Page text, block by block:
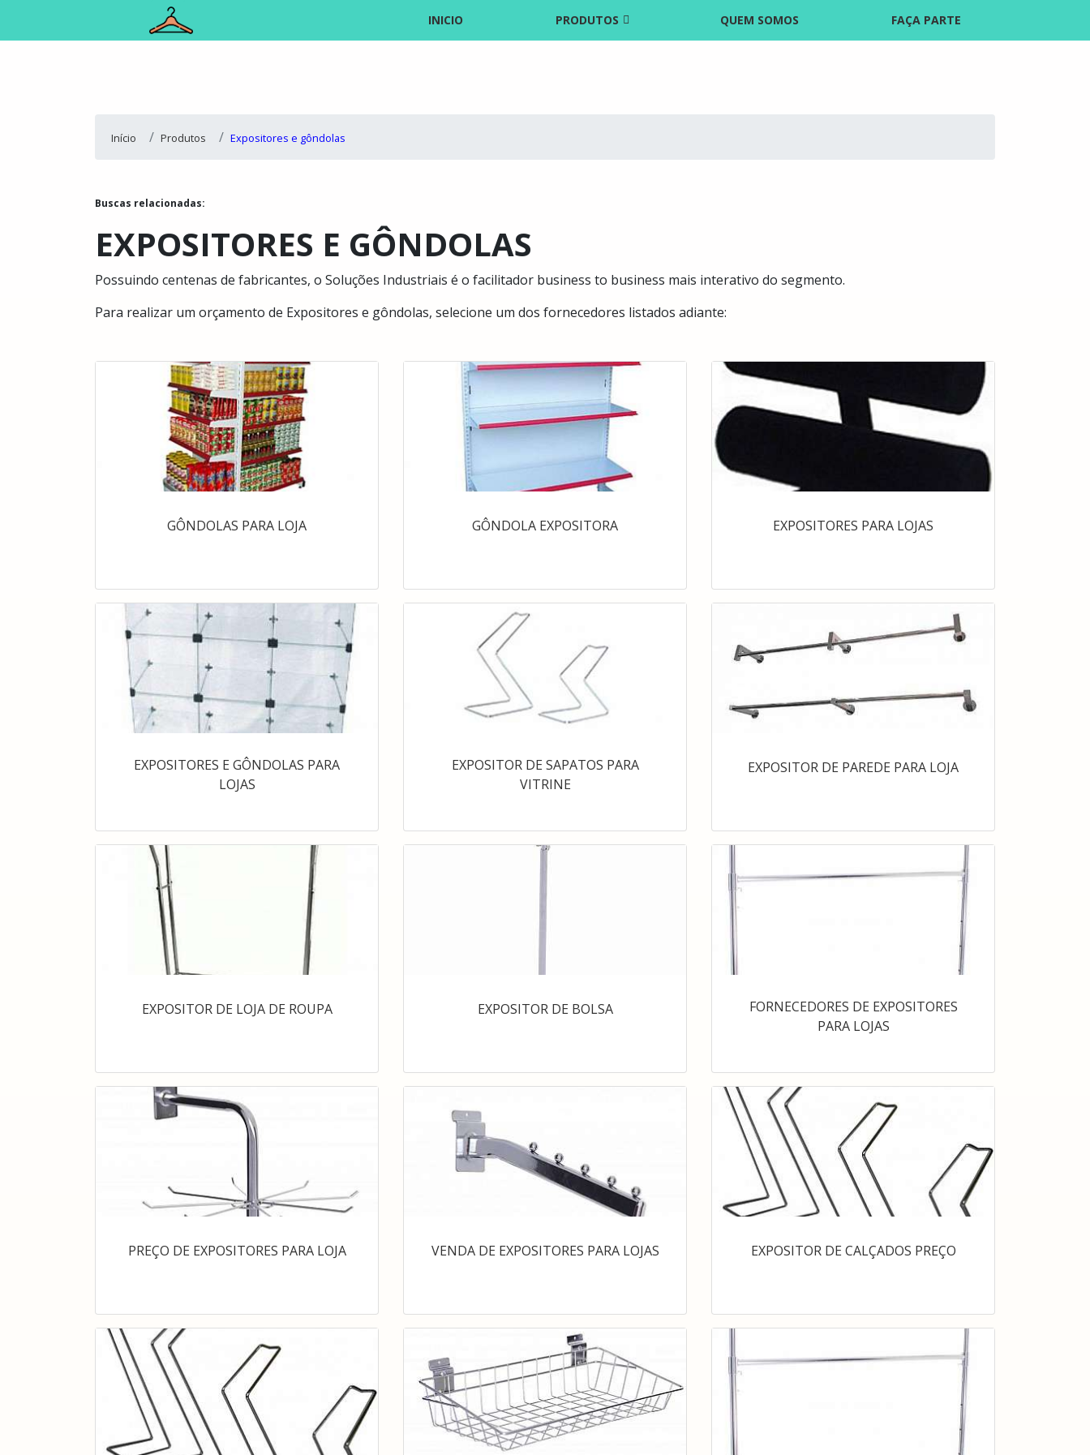
INICIO PRODUTOS QUEM SOMOS FAÇA PARTE
Início Produtos Expositores e gôndolas
Buscas relacionadas:
EXPOSITORES E GÔNDOLAS
Possuindo centenas de fabricantes, o Soluções Industriais é o facilitador business to business mais interativo do segmento.
Para realizar um orçamento de Expositores e gôndolas, selecione um dos fornecedores listados adiante:
GÔNDOLAS PARA LOJA GÔNDOLA EXPOSITORA EXPOSITORES PARA LOJAS
EXPOSITORES E GÔNDOLAS PARA
LOJAS
EXPOSITOR DE SAPATOS PARA
VITRINE
EXPOSITOR DE PAREDE PARA LOJA
EXPOSITOR DE LOJA DE ROUPA EXPOSITOR DE BOLSA
FORNECEDORES DE EXPOSITORES
PARA LOJAS
PREÇO DE EXPOSITORES PARA LOJA VENDA DE EXPOSITORES PARA LOJAS EXPOSITOR DE CALÇADOS PREÇO